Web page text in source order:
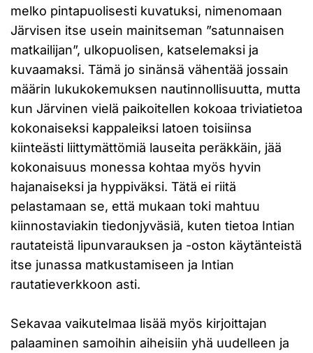
melko pintapuolisesti kuvatuksi, nimenomaan
Järvisen itse usein mainitseman ”satunnaisen
matkailijan”, ulkopuolisen, katselemaksi ja
kuvaamaksi. Tämä jo sinänsä vähentää jossain
määrin lukukokemuksen nautinnollisuutta, mutta
kun Järvinen vielä paikoitellen kokoaa triviatietoa
kokonaiseksi kappaleiksi latoen toisiinsa
kiinteästi liittymättömiä lauseita peräkkäin, jää
kokonaisuus monessa kohtaa myös hyvin
hajanaiseksi ja hyppiväksi. Tätä ei riitä
pelastamaan se, että mukaan toki mahtuu
kiinnostaviakin tiedonjyväsiä, kuten tietoa Intian
rautateistä lipunvarauksen ja -oston käytänteistä
itse junassa matkustamiseen ja Intian
rautatieverkkoon asti.
Sekavaa vaikutelmaa lisää myös kirjoittajan
palaaminen samoihin aiheisiin yhä uudelleen ja